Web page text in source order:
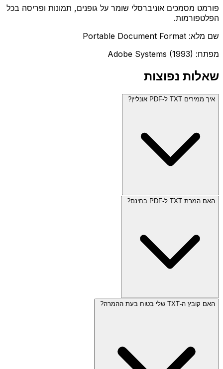
פורמט מסמכים אוניברסלי שומר על גופנים, תמונות ופריסה בכל
הפלטפורמות.
שם מלא: Portable Document Format
מפתח: Adobe Systems (1993)
שאלות נפוצות
איך ממירים TXT ל-PDF אונליין?
האם המרת TXT ל-PDF בחינם?
האם קובץ ה-TXT שלי בטוח בעת ההמרה?